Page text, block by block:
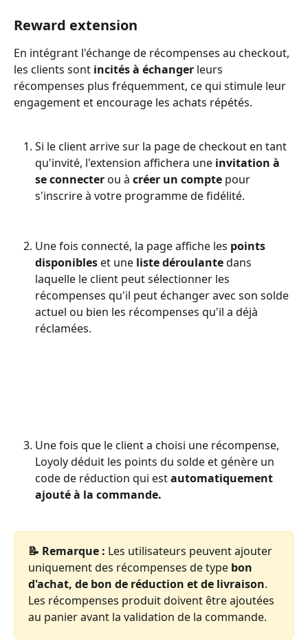
Reward extension
En intégrant l'échange de récompenses au checkout,
les clients sont incités à échanger leurs
récompenses plus fréquemment, ce qui stimule leur
engagement et encourage les achats répétés.
Si le client arrive sur la page de checkout en tant
qu'invité, l'extension affichera une invitation à
se connecter ou à créer un compte pour
s'inscrire à votre programme de fidélité.
Une fois connecté, la page affiche les points
disponibles et une liste déroulante dans
laquelle le client peut sélectionner les
récompenses qu'il peut échanger avec son solde
actuel ou bien les récompenses qu'il a déjà
réclamées.
Une fois que le client a choisi une récompense,
Loyoly déduit les points du solde et génère un
code de réduction qui est automatiquement
ajouté à la commande.
📝 Remarque : Les utilisateurs peuvent ajouter
uniquement des récompenses de type bon
d'achat, de bon de réduction et de livraison.
Les récompenses produit doivent être ajoutées
au panier avant la validation de la commande.